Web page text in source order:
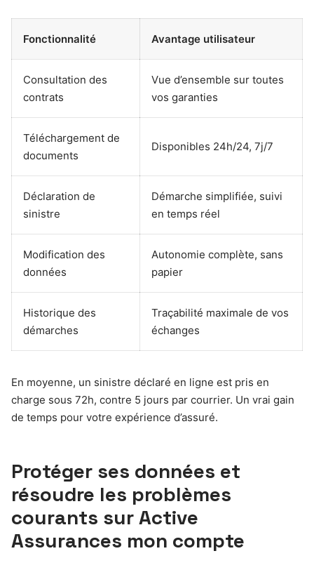
Fonctionnalité Avantage utilisateur
Consultation des
contrats
Vue d’ensemble sur toutes
vos garanties
Téléchargement de
documents
Disponibles 24h/24, 7j/7
Déclaration de
sinistre
Démarche simplifiée, suivi
en temps réel
Modification des
données
Autonomie complète, sans
papier
Historique des
démarches
Traçabilité maximale de vos
échanges
En moyenne, un sinistre déclaré en ligne est pris en
charge sous 72h, contre 5 jours par courrier. Un vrai gain
de temps pour votre expérience d’assuré.
Protéger ses données et
résoudre les problèmes
courants sur Active
Assurances mon compte